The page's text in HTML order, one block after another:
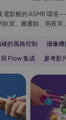
電影般的 ASMR 環境
臥室、圖書館、雨夜等。
確的風格控制 攝像機
與 Flow 集成 參考影